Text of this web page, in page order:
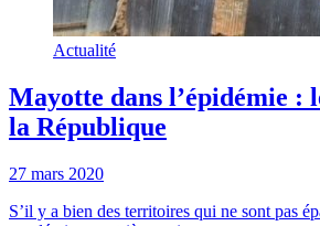
Actualité
Mayotte dans l’épidémie :
la République
27 mars 2020
S’il y a bien des territoires qui ne sont pas